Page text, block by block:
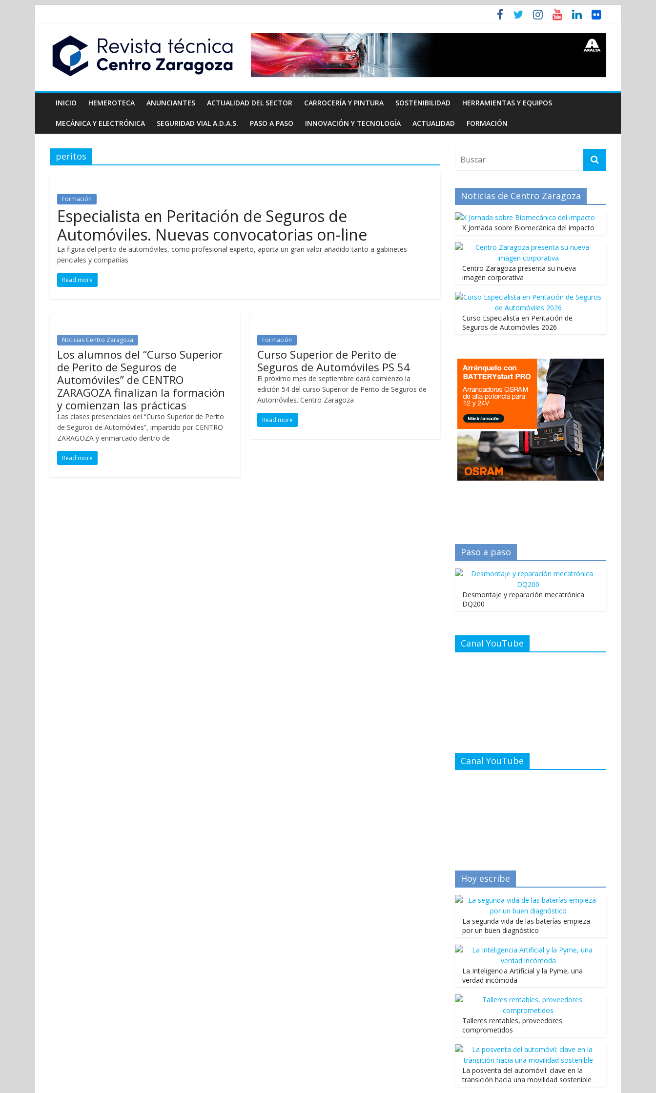
INICIO HEMEROTECA ANUNCIANTES ACTUALIDAD DEL SECTOR CARROCERÍA Y PINTURA SOSTENIBILIDAD HERRAMIENTAS Y EQUIPOS
MECÁNICA Y ELECTRÓNICA SEGURIDAD VIAL A.D.A.S. PASO A PASO INNOVACIÓN Y TECNOLOGÍA ACTUALIDAD FORMACIÓN
peritos
Formación
Especialista en Peritación de Seguros de
Automóviles. Nuevas convocatorias on-line
La figura del perito de automóviles, como profesional experto, aporta un gran valor añadido tanto a gabinetes
periciales y compañías
Read more
Noticias Centro Zaragoza
Los alumnos del “Curso Superior
de Perito de Seguros de
Automóviles” de CENTRO
ZARAGOZA finalizan la formación
y comienzan las prácticas
Las clases presenciales del “Curso Superior de Perito
de Seguros de Automóviles”, impartido por CENTRO
ZARAGOZA y enmarcado dentro de
Read more
Formación
Curso Superior de Perito de
Seguros de Automóviles PS 54
El próximo mes de septiembre dará comienzo la
edición 54 del curso Superior de Perito de Seguros de
Automóviles. Centro Zaragoza
Read more
Noticias de Centro Zaragoza
X Jornada sobre Biomecánica del impacto
Centro Zaragoza presenta su nueva
imagen corporativa
Curso Especialista en Peritación de
Seguros de Automóviles 2026
Paso a paso
Desmontaje y reparación mecatrónica
DQ200
Canal YouTube
Canal YouTube
Hoy escribe
La segunda vida de las baterías empieza
por un buen diagnóstico
La Inteligencia Artificial y la Pyme, una
verdad incómoda
Talleres rentables, proveedores
comprometidos
La posventa del automóvil: clave en la
transición hacia una movilidad sostenible